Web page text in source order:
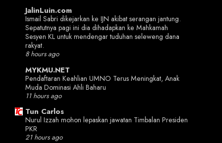
JalinLuin.com
Ismail Sabri dikejarkan ke IJN akibat serangan jantung.
Sepatutnya pagi ini dia dihadapkan ke Mahkamah
Sesyen KL untuk mendengar tuduhan seleweng dana
rakyat.
8 hours ago
MYKMU.NET
Pendaftaran Keahlian UMNO Terus Meningkat, Anak
Muda Dominasi Ahli Baharu
11 hours ago
Tun Carlos
Nurul Izzah mohon lepaskan jawatan Timbalan Presiden
PKR
21 hours ago